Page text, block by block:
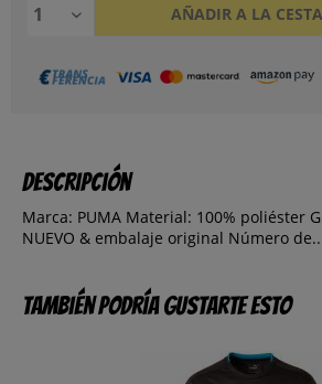
AÑADIR A LA CESTA
Descripción
Marca: PUMA Material: 100% poliéster
NUEVO & embalaje original Número
También podría gustarte esto